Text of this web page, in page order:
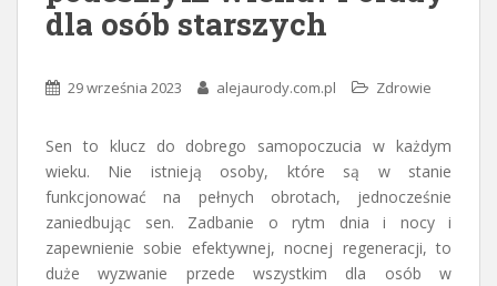
dla osób starszych
29 września 2023 alejaurody.com.pl Zdrowie
Sen to klucz do dobrego samopoczucia w każdym
wieku. Nie istnieją osoby, które są w stanie
funkcjonować na pełnych obrotach, jednocześnie
zaniedbując sen. Zadbanie o rytm dnia i nocy i
zapewnienie sobie efektywnej, nocnej regeneracji, to
duże wyzwanie przede wszystkim dla osób w